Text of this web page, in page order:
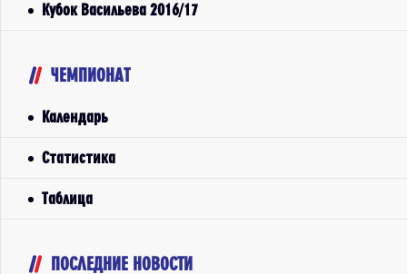
Кубок Васильева 2016/17
ЧЕМПИОНАТ
Календарь
Статистика
Таблица
ПОСЛЕДНИЕ НОВОСТИ